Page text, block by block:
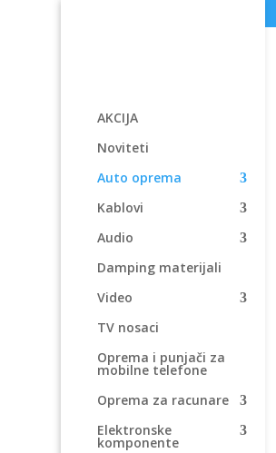
AKCIJA
Noviteti
Auto oprema
Kablovi
Audio
Damping materijali
Video
TV nosaci
Oprema i punjači za
mobilne telefone
Oprema za racunare
Elektronske
komponente